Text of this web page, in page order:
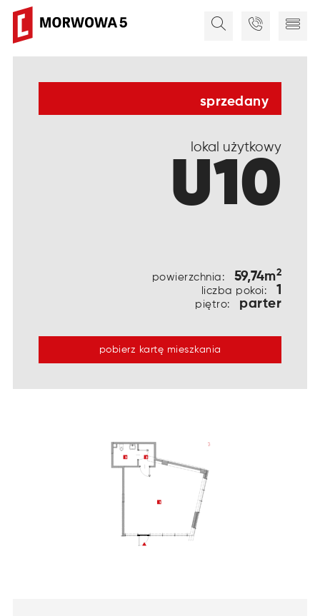
lokal użytkowy
U10
sprzedany
powierzchnia: 59,74m2
liczba pokoi: 1
piętro: parter
pobierz kartę mieszkania